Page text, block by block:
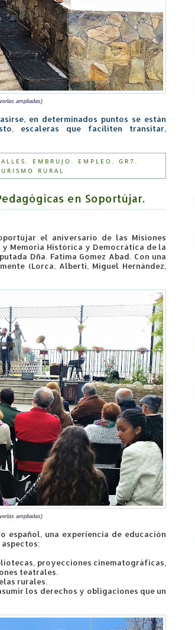
ampliadas)
en determinados puntos se están
escaleras que faciliten transitar,
, EMBRUJO , EMPLEO , GR7 ,
RURAL
en Soportújar.
el aniversario de las Misiones
Memoria Histórica y Democrática de la
Dña. Fatima Gomez Abad. Con una
(Lorca, Alberti, Miguel Hernández,
ampliadas)
español, una experiencia de educación
proyecciones cinematográficas,
teatrales.
rurales.
los derechos y obligaciones que un